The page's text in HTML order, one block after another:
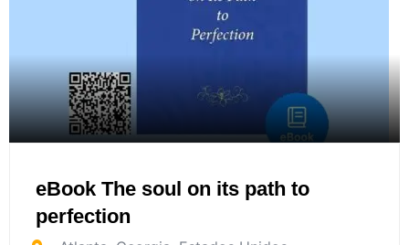
eBook The soul on its path to
perfection